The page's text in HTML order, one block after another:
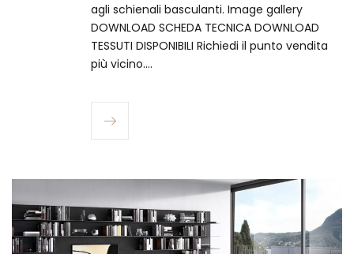
agli schienali basculanti. Image gallery
DOWNLOAD SCHEDA TECNICA DOWNLOAD
TESSUTI DISPONIBILI Richiedi il punto vendita
più vicino.​…